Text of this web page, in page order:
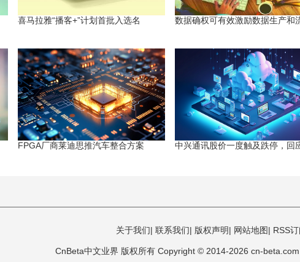
喜马拉雅“播客+”计划首批入选名 数据确权可有效激励数据生产和
FPGA厂商莱迪思推汽车整合方案 中兴通讯股价一度触及跌停，回
关于我们| 联系我们| 版权声明| 网站地图| RSS
CnBeta中文业界 版权所有 Copyright © 2014-2026 cn-